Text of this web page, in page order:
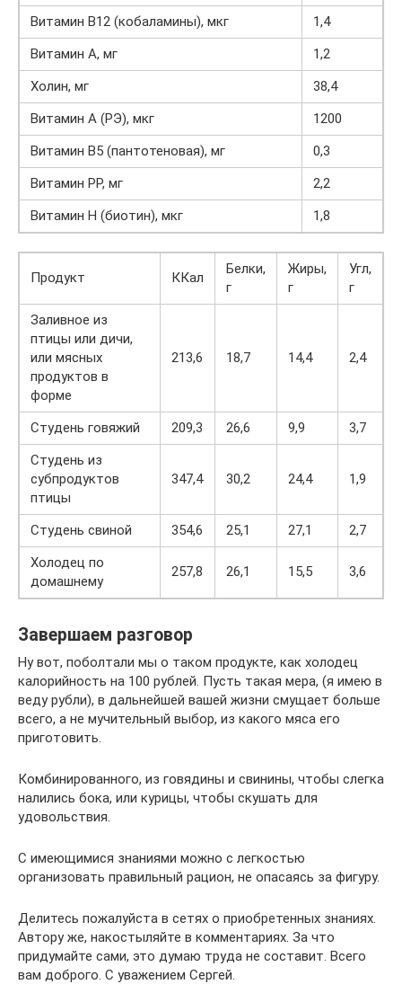
Витамин B12 (кобаламины), мкг
1,4
Витамин A, мг
1,2
Холин, мг
38,4
Витамин A (РЭ), мкг
1200
Витамин B5 (пантотеновая), мг
0,3
Витамин PP, мг
2,2
Витамин H (биотин), мкг
1,8
Продукт ККал
Белки,
г
Жиры,
г
Угл,
г
Заливное из
птицы или дичи,
или мясных
продуктов в
форме
213,6 18,7 14,4 2,4
Студень говяжий 209,3 26,6 9,9
3,7
Студень из
субпродуктов
птицы
347,4 30,2 24,4 1,9
Студень свиной 354,6 25,1 27,1
2,7
Холодец по
домашнему
257,8 26,1 15,5 3,6
Завершаем разговор
Ну вот, поболтали мы о таком продукте, как холодец
калорийность на 100 рублей. Пусть такая мера, (я имею в
веду рубли), в дальнейшей вашей жизни смущает больше
всего, а не мучительный выбор, из какого мяса его
приготовить.
Комбинированного, из говядины и свинины, чтобы слегка
налились бока, или курицы, чтобы скушать для
удовольствия.
С имеющимися знаниями можно с легкостью
организовать правильный рацион, не опасаясь за фигуру.
Делитесь пожалуйста в сетях о приобретенных знаниях.
Автору же, накостыляйте в комментариях. За что
придумайте сами, это думаю труда не составит. Всего
вам доброго. С уважением Сергей.